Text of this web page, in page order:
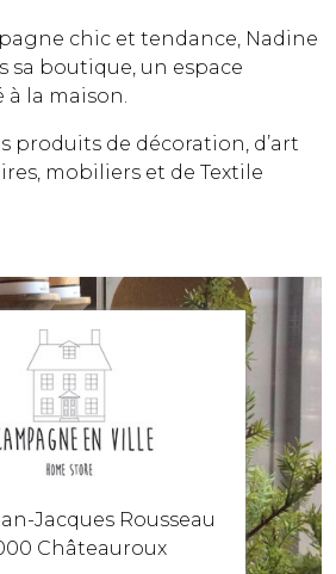
chic et tendance, Nadine
sa boutique, un espace
la maison.
produits de décoration, d’art
mobiliers et de Textile
Jacques Rousseau
Châteauroux